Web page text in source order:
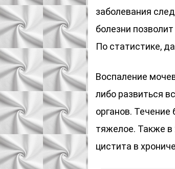
заболевания
болезни
По статистике,
Воспаление
либо развиться
органов.
тяжелое. Также в
цистита в